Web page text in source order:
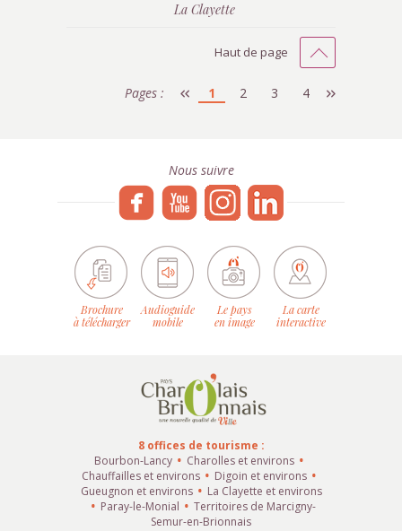
La Clayette
Haut de page
Pages : 1 2 3 4
Nous suivre
Brochure
à télécharger
Audioguide
mobile
Le pays
en image
La carte
interactive
8 offices de tourisme :
Bourbon-Lancy
Charolles et environs
Chauffailles et environs
Digoin et environs
Gueugnon et environs
La Clayette et environs
Paray-le-Monial
Territoires de Marcigny-
Semur-en-Brionnais